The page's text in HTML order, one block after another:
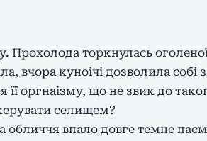
Прохолода торкнулась
вчора куноічі дозволила собі
оргнаізму, що не звик до
селищем?
обличчя впало довге темне